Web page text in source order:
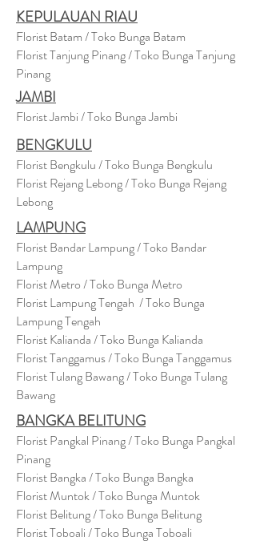
KEPULAUAN RIAU
Florist Batam / Toko Bunga Batam
Florist Tanjung Pinang / Toko Bunga Tanjung
Pinang
JAMBI
Florist Jambi / Toko Bunga Jambi
BENGKULU
Florist Bengkulu / Toko Bunga Bengkulu
Florist Rejang Lebong / Toko Bunga Rejang
Lebong
LAMPUNG
Florist Bandar Lampung / Toko Bandar
Lampung
Florist Metro / Toko Bunga Metro
Florist Lampung Tengah / Toko Bunga
Lampung Tengah
Florist Kalianda / Toko Bunga Kalianda
Florist Tanggamus / Toko Bunga Tanggamus
Florist Tulang Bawang / Toko Bunga Tulang
Bawang
BANGKA BELITUNG
Florist Pangkal Pinang / Toko Bunga Pangkal
Pinang
Florist Bangka / Toko Bunga Bangka
Florist Muntok / Toko Bunga Muntok
Florist Belitung / Toko Bunga Belitung
Florist Toboali / Toko Bunga Toboali